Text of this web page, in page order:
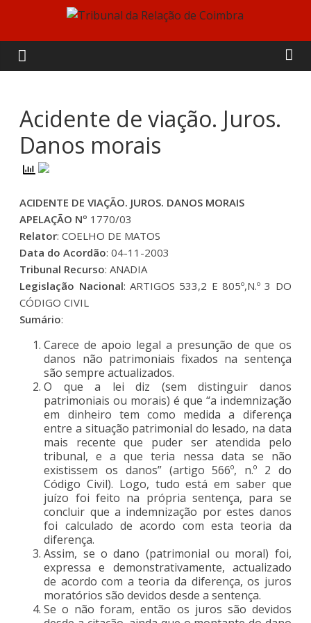
content
Tribunal
da
Relação
de
Coimbra
Acidente de viação. Juros.
Danos morais
ACIDENTE DE VIAÇÃO. JUROS. DANOS MORAIS
APELAÇÃO Nº 1770/03
Relator: COELHO DE MATOS
Data do Acordão: 04-11-2003
Tribunal Recurso: ANADIA
Legislação Nacional: ARTIGOS 533,2 E 805º,N.º 3 DO
CÓDIGO CIVIL
Sumário:
Carece de apoio legal a presunção de que os
danos não patrimoniais fixados na sentença
são sempre actualizados.
O que a lei diz (sem distinguir danos
patrimoniais ou morais) é que “a indemnização
em dinheiro tem como medida a diferença
entre a situação patrimonial do lesado, na data
mais recente que puder ser atendida pelo
tribunal, e a que teria nessa data se não
existissem os danos” (artigo 566º, n.º 2 do
Código Civil). Logo, tudo está em saber que
juízo foi feito na própria sentença, para se
concluir que a indemnização por estes danos
foi calculado de acordo com esta teoria da
diferença.
Assim, se o dano (patrimonial ou moral) foi,
expressa e demonstrativamente, actualizado
de acordo com a teoria da diferença, os juros
moratórios são devidos desde a sentença.
Se o não foram, então os juros são devidos